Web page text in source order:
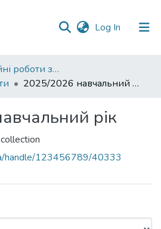
Log In (current)
Кваліфікаційні роботи здобувачів вищої освіти
2025/2026 навчальний рік
рік
handle/123456789/40333